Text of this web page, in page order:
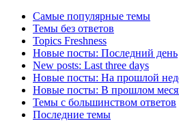
Самые популярные темы
Темы без ответов
Topics Freshness
Новые посты: Последний день
New posts: Last three days
Новые посты: На прошлой
Новые посты: В прошлом
Темы с большинством ответов
Последние темы